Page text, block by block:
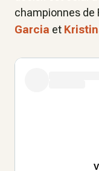
championnes de
Garcia et